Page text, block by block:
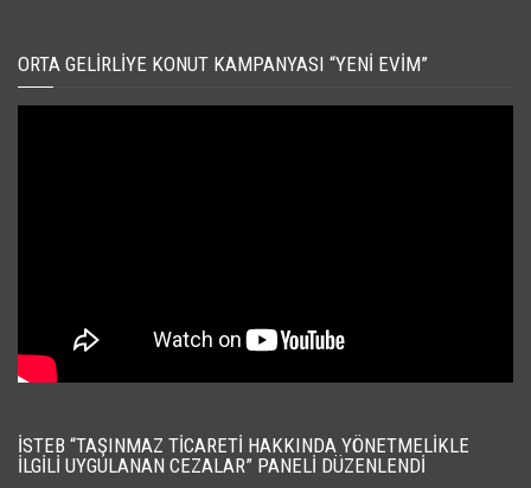
ORTA GELIRLIYE KONUT KAMPANYASI “YENI EVIM”
İSTEB “TAŞINMAZ TICARETI HAKKINDA YÖNETMELIKLE
İLGILI UYGULANAN CEZALAR” PANELI DÜZENLENDI